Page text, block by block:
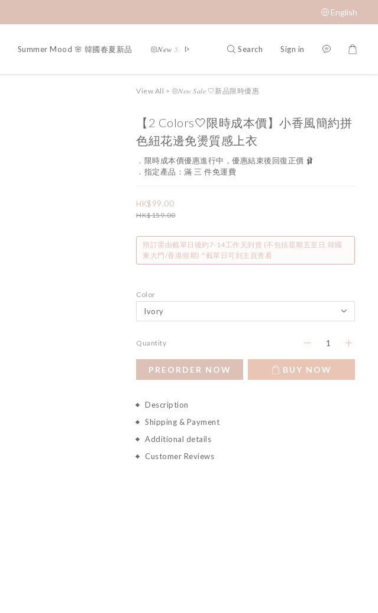
English
Summer Mood 🌸 韓國春夏新品 𑁍𝑁𝑒𝑤 𝑆𝑎𝑙𝑒 🤍新品限時優惠 限時成本價優惠 低至 $65
Search Sign in
View All > 𑁍𝑁𝑒𝑤 𝑆𝑎𝑙𝑒 🤍新品限時優惠
【2 Colors🤍限時成本價】小香風簡約拼
色紐花邊免燙質感上衣
．限時成本價優惠進行中，優惠結束後回復正價 🩰
．指定產品：滿 三 件免運費
HK$99.00
HK$159.00
預訂需由截單日後約7-14工作天到貨 (不包括星期五至日,韓國
東大門/香港假期) ^截單日可到主頁查看
Color
Quantity
PREORDER NOW BUY NOW
Description
Shipping & Payment
Additional details
Customer Reviews